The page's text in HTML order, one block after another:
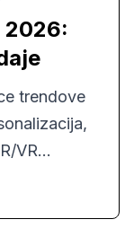
2026:
trendove
VR
Sa